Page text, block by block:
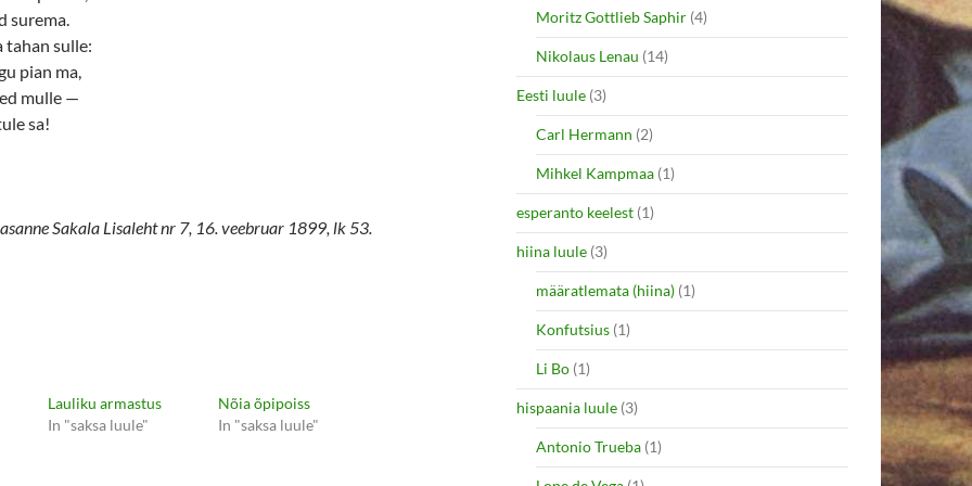
surema.
tahan sulle:
pian ma,
mulle —
sa!
Sakala Lisaleht nr 7, 16. veebruar 1899, lk 53.
Lauliku armastus
In "saksa luule"
Nõia õpipoiss
In "saksa luule"
Moritz Gottlieb Saphir (4)
Nikolaus Lenau (14)
Eesti luule (3)
Carl Hermann (2)
Mihkel Kampmaa (1)
esperanto keelest (1)
hiina luule (3)
määratlemata (hiina) (1)
Konfutsius (1)
Li Bo (1)
hispaania luule (3)
Antonio Trueba (1)